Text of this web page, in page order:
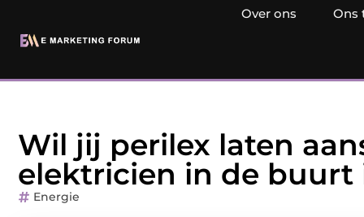
Over ons Ons
Wil jij perilex laten
elektricien in de buurt
Energie